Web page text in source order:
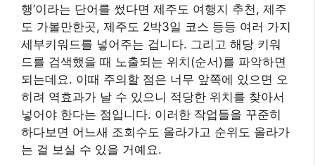
행’이라는 단어를 썼다면 제주도 여행지 추천, 제주
도 가볼만한곳, 제주도 2박3일 코스 등등 여러 가지
세부키워드를 넣어주는 겁니다. 그리고 해당 키워
드를 검색했을 때 노출되는 위치(순서)를 파악하면
되는데요. 이때 주의할 점은 너무 앞쪽에 있으면 오
히려 역효과가 날 수 있으니 적당한 위치를 찾아서
넣어야 한다는 점입니다. 이러한 작업들을 꾸준히
하다보면 어느새 조회수도 올라가고 순위도 올라가
는 걸 보실 수 있을 거예요.